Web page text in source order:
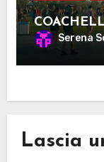
Serena
Lascia